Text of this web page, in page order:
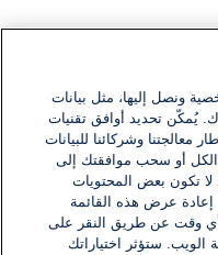
ونصل إليها، مثل بيانات
يُمكّن تحديد أوافق تقنيات
معالجتنا وشركائنا للبيانات
أو سحب موافقتك إلى
لا تكون بعض المحتويات
إعادة عرض هذه القائمة
أي وقت عن طريق النقر على
ستؤثر اختياراتك